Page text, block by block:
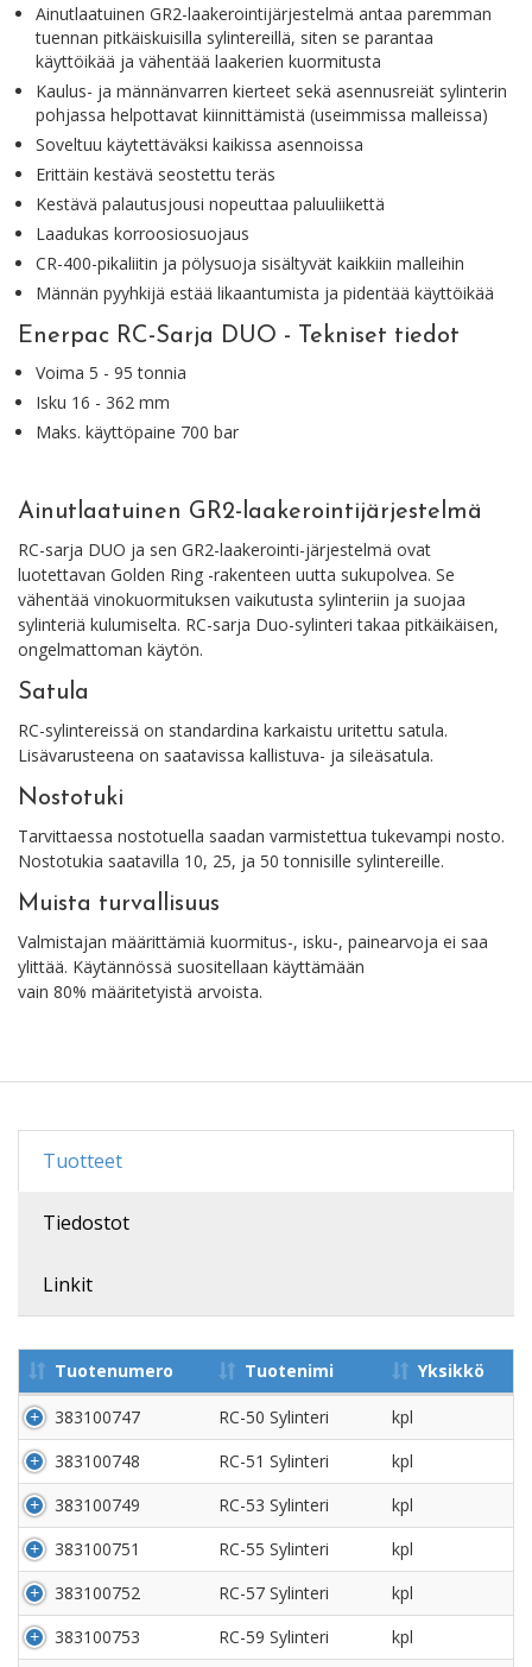
Ainutlaatuinen GR2-laakerointijärjestelmä antaa paremman
tuennan pitkäiskuisilla sylintereillä, siten se parantaa
käyttöikää ja vähentää laakerien kuormitusta
Kaulus- ja männänvarren kierteet sekä asennusreiät sylinterin
pohjassa helpottavat kiinnittämistä (useimmissa malleissa)
Soveltuu käytettäväksi kaikissa asennoissa
Erittäin kestävä seostettu teräs
Kestävä palautusjousi nopeuttaa paluuliikettä
Laadukas korroosiosuojaus
CR-400-pikaliitin ja pölysuoja sisältyvät kaikkiin malleihin
Männän pyyhkijä estää likaantumista ja pidentää käyttöikää
Enerpac RC-Sarja DUO - Tekniset tiedot
Voima 5 - 95 tonnia
Isku 16 - 362 mm
Maks. käyttöpaine 700 bar
Ainutlaatuinen GR2-laakerointijärjestelmä
RC-sarja DUO ja sen GR2-laakerointi-järjestelmä ovat
luotettavan Golden Ring -rakenteen uutta sukupolvea. Se
vähentää vinokuormituksen vaikutusta sylinteriin ja suojaa
sylinteriä kulumiselta. RC-sarja Duo-sylinteri takaa pitkäikäisen,
ongelmattoman käytön.
Satula
RC-sylintereissä on standardina karkaistu uritettu satula.
Lisävarusteena on saatavissa kallistuva- ja sileäsatula.
Nostotuki
Tarvittaessa nostotuella saadan varmistettua tukevampi nosto.
Nostotukia saatavilla 10, 25, ja 50 tonnisille sylintereille.
Muista turvallisuus
Valmistajan määrittämiä kuormitus-, isku-, painearvoja ei saa
ylittää. Käytännössä suositellaan käyttämään
vain 80% määritetyistä arvoista.
Tuotteet
Tiedostot
Linkit
Tuotenumero Tuotenimi Yksikkö
383100747 RC-50 Sylinteri
kpl
383100748
RC-51 Sylinteri
kpl
383100749
RC-53 Sylinteri
kpl
383100751
RC-55 Sylinteri
kpl
383100752
RC-57 Sylinteri
kpl
383100753
RC-59 Sylinteri kpl